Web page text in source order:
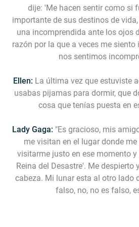
dije: 'Me hacen sentir como si
importante de sus destinos de
una incomprendida ante los ojos
razón por la que a veces me
nos sentimos
Ellen:La última vez que estuviste
usabas pijamas para dormir, que
cosa que tenías puesta en
Lady Gaga: "Es gracioso, mis
me visitan en el lugar donde
visitarme justo en ese momento
Reina del Desastre'. Me despierto
cabeza. Mi lunar esta al otro lado
falso, no, no es falso,